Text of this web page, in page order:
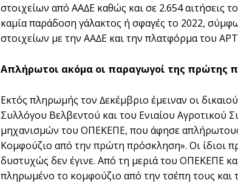
στοιχείων από ΑΑ∆Ε καθώς και σε 2.654 αιτήσεις
καµία παράδοση γάλακτος ή σφαγές το 2022,
στοιχείων µε την ΑΑ∆Ε και την πλατφόρµα του
Απλήρωτοι ακόµα οι παραγωγοί της πρώτης
Εκτός πληρωµής τον ∆εκέµβριο έµειναν οι
Συλλόγου Βελβεντού και του Ενιαίου Αγροτικού
µηχανισµών του ΟΠΕΚΕΠΕ, που άφησε
Κοµφούζιο από την πρώτη πρόσκληση». Οι ίδιοι
δυστυχώς δεν έγινε. Από τη µεριά του ΟΠΕΚΕΠΕ
πληρωµένο το κοµφούζιο από την τσέπη τους και